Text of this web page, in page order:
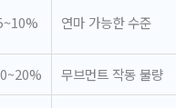
연마 가능한 수준
무브먼트 작동 불량